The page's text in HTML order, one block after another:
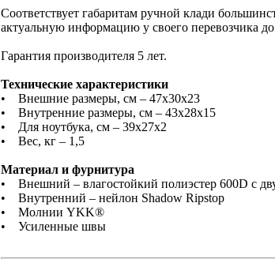
Соответствует габаритам ручной клади
актуальную информацию у своего перевозчика
Гарантия производителя 5 лет.
Технические характеристики
• Внешние размеры, см – 47х30х23
• Внутренние размеры, см – 43х28х15
• Для ноутбука, см – 39х27х2
• Вес, кг – 1,5
Материал и фурнитура
• Внешний – влагостойкий полиэстер 600D с
• Внутренний – нейлон Shadow Ripstop
• Молнии YKK®
• Усиленные швы